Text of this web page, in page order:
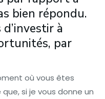
bien répondu.
à
par
où vous êtes
si je vous donne un